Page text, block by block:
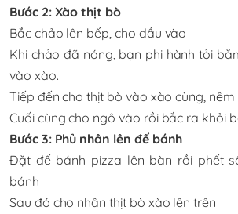
Bước 2: Xào thịt bò
Bắc chảo lên bếp, cho dầu vào
Khi chảo đã nóng, bạn phi hành tỏi
vào xào.
Tiếp đến cho thịt bò vào xào cùng,
Cuối cùng cho ngô vào rồi bắc ra khỏi
Bước 3: Phủ nhân lên đế bánh
Đặt đế bánh pizza lên bàn rồi phết
bánh
Sau đó cho nhân thịt bò xào lên trên